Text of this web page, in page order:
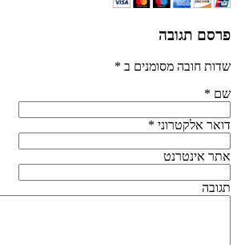
פרסם תגובה
שדות חובה מסומנים ב *
שם *
דואר אלקטרוני *
אתר אינטרנט
תגובה